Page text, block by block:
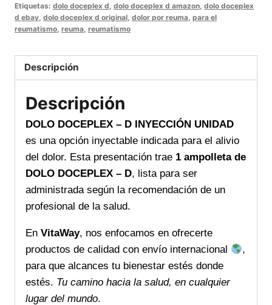
UNIDAD
ayuda
tu
bienestar
con
entrega
internacional
cantidad
Etiquetas: dolo doceplex d dolo doceplex d amazon dolo doceplex
d ebay dolo doceplex d original dolor por reuma para el
reumatismo reuma reumatismo
Descripción
Descripción
DOLO DOCEPLEX – D INYECCIÓN UNIDAD
es una opción inyectable indicada para el alivio
del dolor. Esta presentación trae 1 ampolleta de
DOLO DOCEPLEX – D, lista para ser
administrada según la recomendación de un
profesional de la salud.
En VitaWay, nos enfocamos en ofrecerte
productos de calidad con envío internacional
,
para que alcances tu bienestar estés donde
estés. Tu camino hacia la salud, en cualquier
lugar del mundo.